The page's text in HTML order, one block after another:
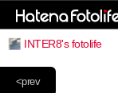
INTER8's fotolife
<prev